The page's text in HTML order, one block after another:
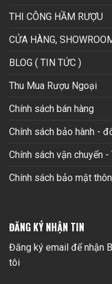
THI CÔNG HẦM RƯỢU
CỬA HÀNG,
BLOG ( TIN TỨC )
Thu Mua Rượu Ngoại
Chính sách bán hàng
Chính sách bảo hành -
Chính sách vận chuyển -
Chính sách bảo mật
ĐĂNG KÝ NHẬN TIN
Đăng ký email để nhận
tôi